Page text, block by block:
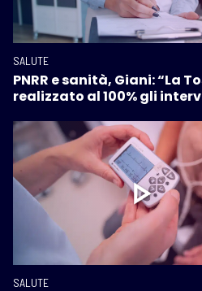
SALUTE
PNRR e sanità, Giani: “La
realizzato al 100% gli
SALUTE